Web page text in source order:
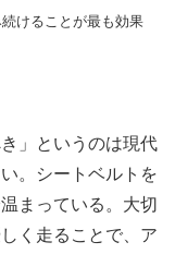
けることが最も効果
」というのは現代
。シートベルトを
まっている。大切
く走ることで、ア